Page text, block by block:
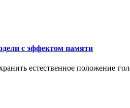
с эффектом памяти
естественное положение